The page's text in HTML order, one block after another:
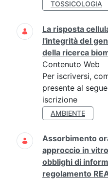
TOSSICOLOGIA
La risposta
l'integrità del
della ricerca
Contenuto Web
Per iscriversi,
presente al
iscrizione
AMBIENTE
Assorbimento
approccio in
obblighi di
regolamento